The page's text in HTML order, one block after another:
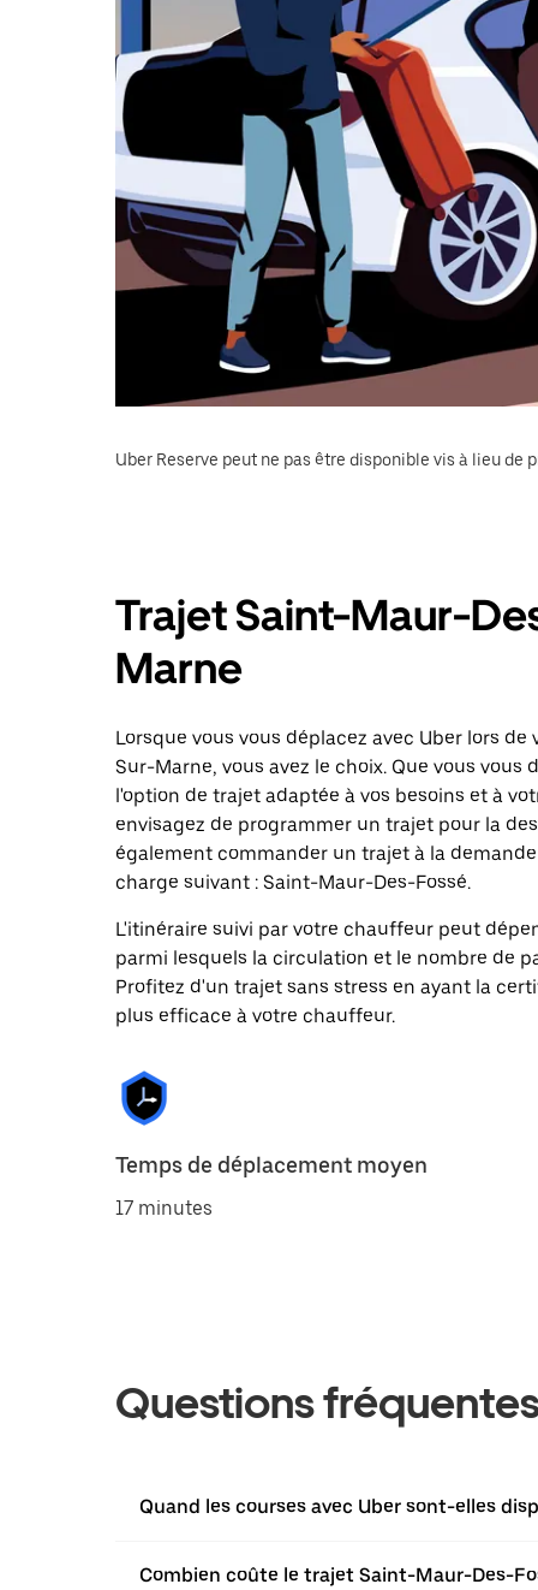
Uber Reserve peut ne pas être disponible vis à lieu de
Trajet Saint-Maur-
Marne
Lorsque vous vous déplacez avec Uber lors
Sur-Marne, vous avez le choix. Que vous
l'option de trajet adaptée à vos besoins et à
envisagez de programmer un trajet pour la
également commander un trajet à la
charge suivant : Saint-Maur-Des-Fossé.
L'itinéraire suivi par votre chauffeur peut
parmi lesquels la circulation et le nombre de
Profitez d'un trajet sans stress en ayant la
plus efficace à votre chauffeur.
Temps de déplacement moyen
17 minutes
Questions
Quand les courses avec Uber sont-elles
Combien coûte le trajet Saint-Maur-Des-